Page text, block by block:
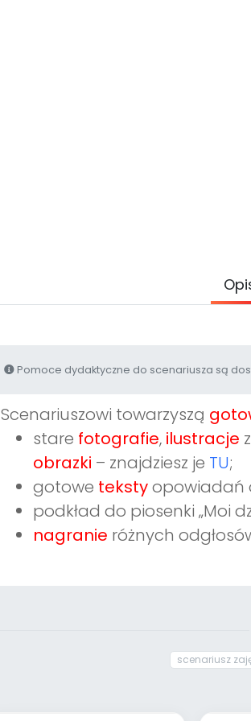
Pomoce dydaktyczne do scenariusza są
Scenariuszowi towarzyszą
stare fotografie, ilustracje
obrazki – znajdziesz je TU;
gotowe tekstyopowiadań
podkład do piosenki „Moi
nagranie różnych
scenariusz